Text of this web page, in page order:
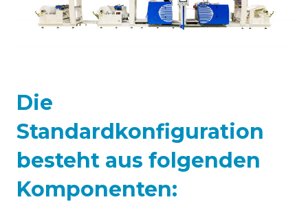
Die
Standardkonfiguration
besteht aus folgenden
Komponenten: